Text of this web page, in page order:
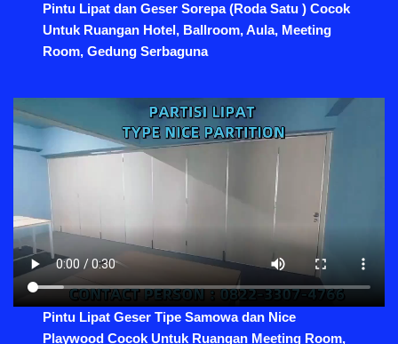
Pintu Lipat dan Geser Sorepa (Roda Satu ) Cocok
Untuk Ruangan Hotel, Ballroom, Aula, Meeting
Room, Gedung Serbaguna
Pintu Lipat Geser Tipe Samowa dan Nice
Playwood Cocok Untuk Ruangan Meeting Room,